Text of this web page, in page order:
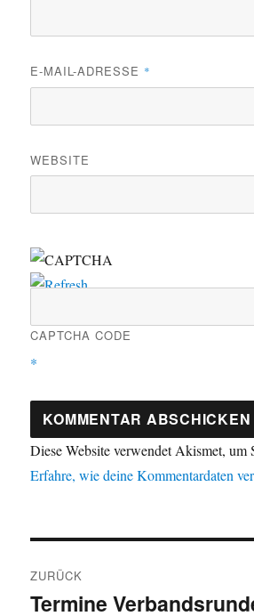
E-MAIL-ADRESSE *
WEBSITE
CAPTCHA CODE
*
Diese Website verwendet Akismet, um
Erfahre, wie deine Kommentardaten
ZURÜCK
Vorheriger
Termine